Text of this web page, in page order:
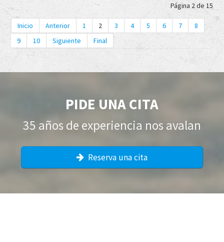
Página 2 de 15
Inicio Anterior 1 2 3 4 5 6 7
8
9
10 Siguiente Final
PIDE UNA CITA
35 años de experiencia nos avalan
Reserva una cita